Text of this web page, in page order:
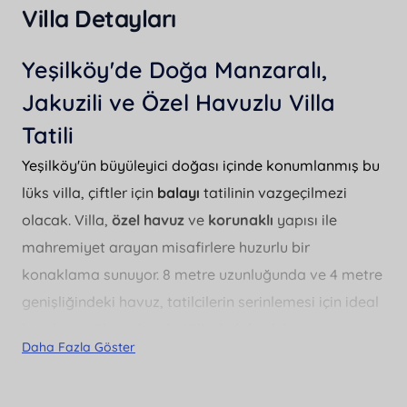
Villa Detayları
Yeşilköy'de Doğa Manzaralı,
Jakuzili ve Özel Havuzlu Villa
Tatili
Yeşilköy'ün büyüleyici doğası içinde konumlanmış bu
lüks villa, çiftler için balayı tatilinin vazgeçilmezi
olacak. Villa, özel havuz ve korunaklı yapısı ile
mahremiyet arayan misafirlere huzurlu bir
konaklama sunuyor. 8 metre uzunluğunda ve 4 metre
genişliğindeki havuz, tatilcilerin serinlemesi için ideal
rahatlayabilir, günün yorgunluğunu atabilirsiniz.
Daha Fazla Göster